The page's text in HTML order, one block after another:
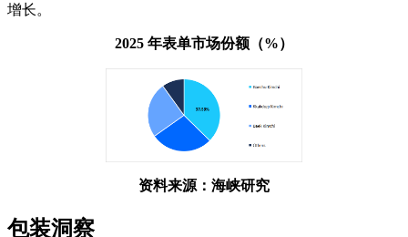
增长。
2025 年表单市场份额（%）
资料来源：海峡研究
包装洞察